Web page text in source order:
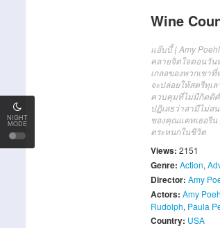
NIGHT
MODE
Wine
แอ๊บบี้ ( Amy
คลายจิตใจตอนวัน
เกลอของพวกเขา
จะปล่อยให้สตรีทุเ
ควบคุมที่ไม่มีกิตติ
ปฏิเสธว่าสามีไม่ส
ของคุณแคทเธอรีน
ตระหนกในชีวิต
Views: 2151
Genre: Action,
Director: Amy
Actors: Amy
Rudolph, Paula
Country: USA